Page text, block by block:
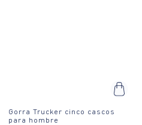
Gorra Trucker cinco cascos
para hombre